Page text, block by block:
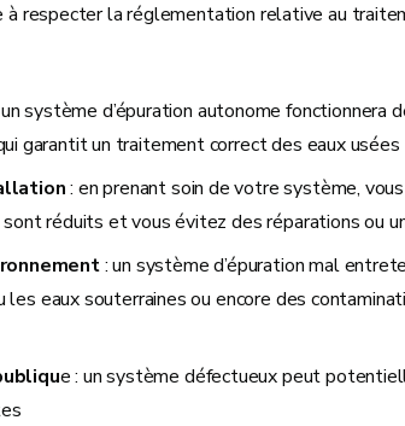
à respecter la réglementation relative au
système d’épuration autonome fonctionnera
garantit un traitement correct des eaux usées
: en prenant soin de votre système,
réduits et vous évitez des réparations ou
: un système d’épuration mal
eaux souterraines ou encore des
e : un système défectueux peut